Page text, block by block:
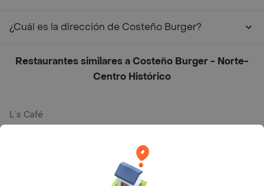
¿Cuál es la dirección de Costeño Burger?
Restaurantes similares a Costeño Burger - Norte-
Centro Histórico
L´s Café